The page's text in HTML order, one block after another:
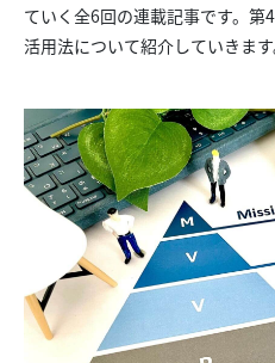
ていく全6回の連載記事です。
活用法について紹介していきま